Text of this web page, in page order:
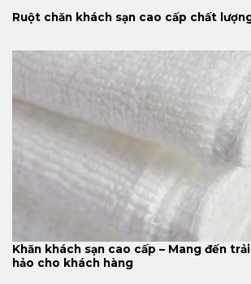
Ruột chăn khách sạn cao cấp chất
Khăn khách sạn cao cấp – Mang đến
hảo cho khách hàng